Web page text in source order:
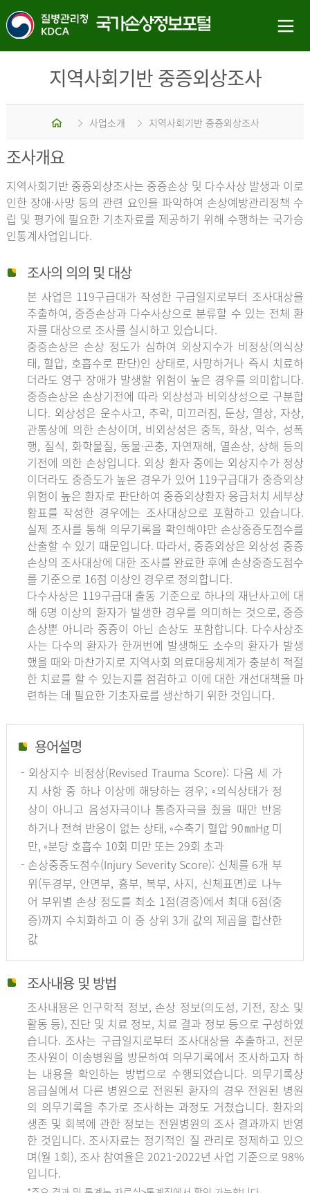
지역사회기반 중증외상조사
홈 사업소개 지역사회기반 중증외상조사
조사개요
지역사회기반 중증외상조사는 중증손상 및 다수사상 발생과 이로
인한 장애·사망 등의 관련 요인을 파악하여 손상예방관리정책 수
립 및 평가에 필요한 기초자료를 제공하기 위해 수행하는 국가승
인통계사업입니다.
조사의 의의 및 대상
본 사업은 119구급대가 작성한 구급일지로부터 조사대상을
추출하여, 중증손상과 다수사상으로 분류할 수 있는 전체 환
자를 대상으로 조사를 실시하고 있습니다.
중증손상은 손상 정도가 심하여 외상지수가 비정상(의식상
태, 혈압, 호흡수로 판단)인 상태로, 사망하거나 즉시 치료하
더라도 영구 장애가 발생할 위험이 높은 경우를 의미합니다.
중증손상은 손상기전에 따라 외상성과 비외상성으로 구분합
니다. 외상성은 운수사고, 추락, 미끄러짐, 둔상, 열상, 자상,
관통상에 의한 손상이며, 비외상성은 중독, 화상, 익수, 성폭
행, 질식, 화학물질, 동물·곤충, 자연재해, 열손상, 상해 등의
기전에 의한 손상입니다. 외상 환자 중에는 외상지수가 정상
이더라도 중증도가 높은 경우가 있어 119구급대가 중증외상
위험이 높은 환자로 판단하여 중증외상환자 응급처치 세부상
황표를 작성한 경우에는 조사대상으로 포함하고 있습니다.
실제 조사를 통해 의무기록을 확인해야만 손상중증도점수를
산출할 수 있기 때문입니다. 따라서, 중증외상은 외상성 중증
손상의 조사대상에 대한 조사를 완료한 후에 손상중증도점수
를 기준으로 16점 이상인 경우로 정의합니다.
다수사상은 119구급대 출동 기준으로 하나의 재난사고에 대
해 6명 이상의 환자가 발생한 경우를 의미하는 것으로, 중증
손상뿐 아니라 중증이 아닌 손상도 포함합니다. 다수사상조
사는 다수의 환자가 한꺼번에 발생해도 소수의 환자가 발생
했을 때와 마찬가지로 지역사회 의료대응체계가 충분히 적절
한 치료를 할 수 있는지를 점검하고 이에 대한 개선대책을 마
련하는 데 필요한 기초자료를 생산하기 위한 것입니다.
용어설명
- 외상지수 비정상(Revised Trauma Score): 다음 세 가
지 사항 중 하나 이상에 해당하는 경우; ◦의식상태가 정
상이 아니고 음성자극이나 통증자극을 줬을 때만 반응
하거나 전혀 반응이 없는 상태, ◦수축기 혈압 90㎜Hg 미
만, ◦분당 호흡수 10회 미만 또는 29회 초과
- 손상중증도점수(Injury Severity Score): 신체를 6개 부
위(두경부, 안면부, 흉부, 복부, 사지, 신체표면)로 나누
어 부위별 손상 정도를 최소 1점(경증)에서 최대 6점(중
증)까지 수치화하고 이 중 상위 3개 값의 제곱을 합산한
값
조사내용 및 방법
조사내용은 인구학적 정보, 손상 정보(의도성, 기전, 장소 및
활동 등), 진단 및 치료 정보, 치료 결과 정보 등으로 구성하였
습니다. 조사는 구급일지로부터 조사대상을 추출하고, 전문
조사원이 이송병원을 방문하여 의무기록에서 조사하고자 하
는 내용을 확인하는 방법으로 수행되었습니다. 의무기록상
응급실에서 다른 병원으로 전원된 환자의 경우 전원된 병원
의 의무기록을 추가로 조사하는 과정도 거쳤습니다. 환자의
생존 및 회복에 관한 정보는 전원병원의 조사 결과까지 반영
한 것입니다. 조사자료는 정기적인 질 관리로 정제하고 있으
며(월 1회), 조사 참여율은 2021-2022년 사업 기준으로 98%
입니다.